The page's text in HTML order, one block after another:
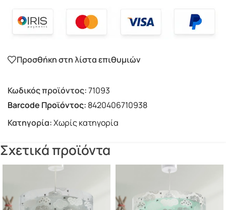
Προσθήκη στη λίστα επιθυμιών
Barcode Προϊόντος: 8420406710938
Κωδικός προϊόντος:71093
Κατηγορία:Χωρίς κατηγορία
Σχετικά προϊόντα